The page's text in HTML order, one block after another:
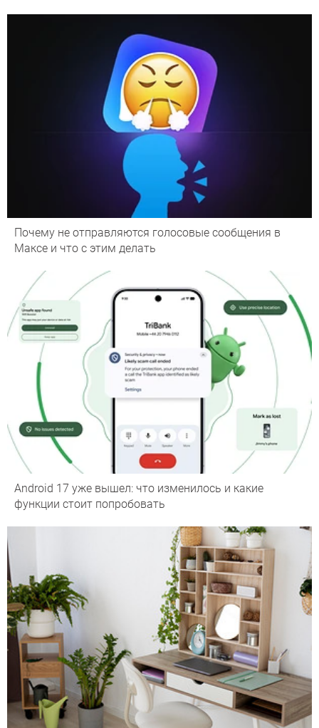
Почему не отправляются голосовые сообщения в
Максе и что с этим делать
Android 17 уже вышел: что изменилось и какие
функции стоит попробовать